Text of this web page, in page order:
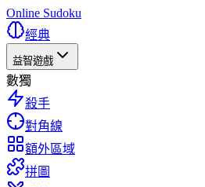
Online Sudoku
經典
益智遊戲
數獨
殺手
對角線
額外區域
拼圖